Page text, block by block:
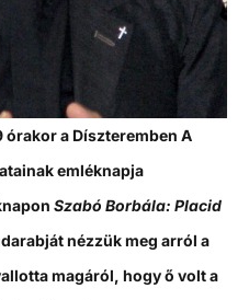
órakor a Díszteremben A
emléknapja
Szabó Borbála: Placid
nézzük meg arról a
magáról, hogy ő volt a